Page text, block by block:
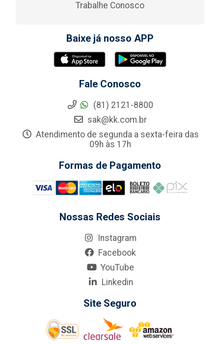
Trabalhe Conosco
Baixe já nosso APP
Fale Conosco
(81) 2121-8800
sak@kk.com.br
Atendimento de segunda a sexta-feira das
09h às 17h
Formas de Pagamento
Nossas Redes Sociais
Instagram
Facebook
YouTube
Linkedin
Site Seguro